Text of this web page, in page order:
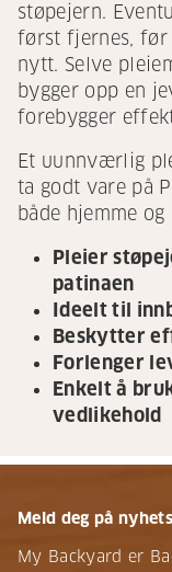
støpejern.
først fjernes, før
nytt. Selve
bygger opp en
forebygger
Et uunnværlig
ta godt vare på
både hjemme
Pleier
patinaen
Ideelt til
Beskytter
Forlenger
Enkelt å
vedlikehold
Meld deg på
My Backyard er